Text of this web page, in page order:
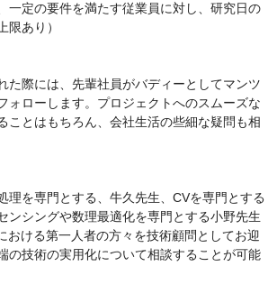
一定の要件を満たす従業員に対し、研究日の
限あり）
た際には、先輩社員がバディーとしてマンツ
ォローします。プロジェクトへのスムーズな
ことはもちろん、会社生活の些細な疑問も相
理を専門とする、牛久先生、CVを専門とする
ンシングや数理最適化を専門とする小野先生
おける第一人者の方々を技術顧問としてお迎
の技術の実用化について相談することが可能